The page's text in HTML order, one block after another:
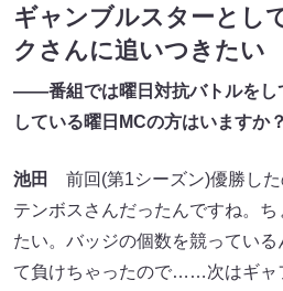
ギャンブルスターとし
クさんに追いつきたい
――番組では曜日対抗バトルをし
している曜日MCの方はいますか？
池田
前回(第1シーズン)優勝し
テンボスさんだったんですね。
たい。バッジの個数を競ってい
て負けちゃったので……次はギャ